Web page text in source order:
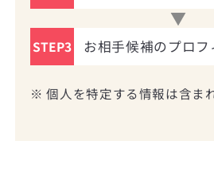
STEP3 お相手候補のプロ
※ 個人を特定する情報は含ま